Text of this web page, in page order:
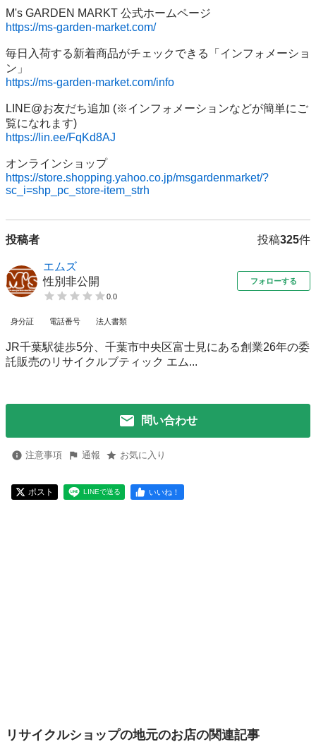
https://ms-garden-market.com/
毎日入荷する新着商品がチェックできる「インフォメーショ
https://ms-garden-market.com/info
LINE@お友だち追加 (※インフォメーションなどが簡単にご
https://lin.ee/FqKd8AJ
https://store.shopping.yahoo.co.jp/msgardenmarket/?
sc_i=shp_pc_store-item_strh
投稿者 投稿325件
エムズ
性別非公開
0.0
フォローする
身分証 電話番号 法人書類
JR千葉駅徒歩5分、千葉市中央区富士見にある創業26年の委
託販売のリサイクルブティック エム...
問い合わせ
注意事項 通報 お気に入り
ポスト LINEで送る いいね！
リサイクルショップの地元のお店の関連記事